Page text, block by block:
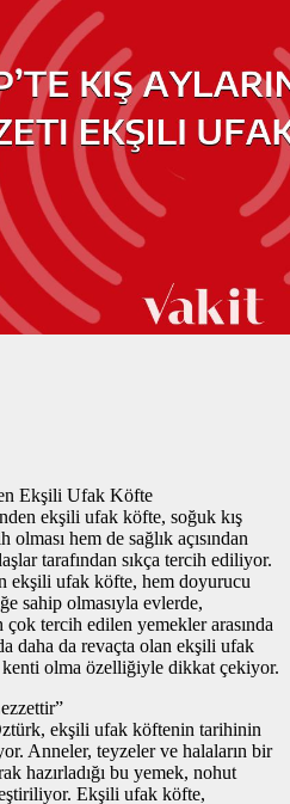
Ekşili Ufak Köfte
ekşili ufak köfte, soğuk kış
hem de sağlık açısından
tarafından sıkça tercih ediliyor.
ekşili ufak köfte, hem doyurucu
sahip olmasıyla evlerde,
tercih edilen yemekler arasında
daha da revaçta olan ekşili ufak
olma özelliğiyle dikkat çekiyor.
ekşili ufak köftenin tarihinin
Anneler, teyzeler ve halaların bir
hazırladığı bu yemek, nohut
Ekşili ufak köfte,